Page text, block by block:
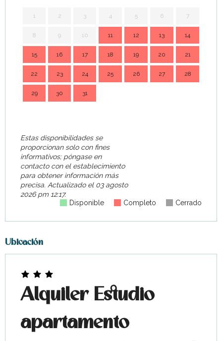
1 2 3 4 5 6 7
8 9 10 11 12 13 14
15 16 17 18 19 20 21
22 23 24 25 26 27 28
29 30 31
Estas disponibilidades se
proporcionan solo con fines
informativos; póngase en
contacto con el establecimiento
para obtener información más
precisa. Actualizado el03 agosto
2026 pm 12:17.
Disponible
Completo Cerrado
Ubicación
Alquiler Estudio
apartamento